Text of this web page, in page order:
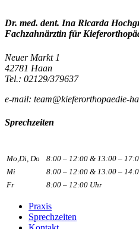
Dr. med. dent. Ina Ricarda
Fachzahnärztin für
Neuer Markt 1
42781 Haan
Tel.: 02129/379637
e-mail: team@kieferorthopaedie-
Sprechzeiten
Mo,Di, Do
8:00 – 12:00 & 13:00 –
Mi
8:00 – 12:00 & 13:00 –
Fr
8:00 – 12:00 Uhr
Praxis
Sprechzeiten